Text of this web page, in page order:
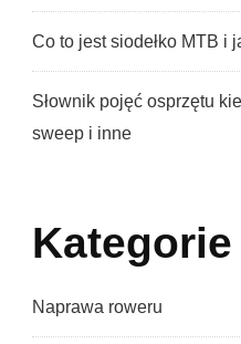
Co to jest siodełko MTB i
Słownik pojęć osprzętu
sweep i inne
Kategorie
Naprawa roweru